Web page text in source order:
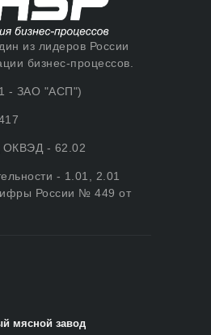
из лидеров России
бизнес-процессов.
- ЗАО "АСП")
ОКВЭД - 62.02
- 1.01, 2.01
России № 449 от
мясной завод